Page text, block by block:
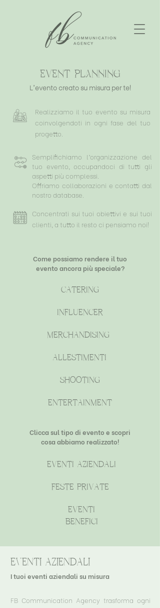
EVENT PLANNING
L'evento creato su misura per te!
Realizziamo il tuo evento su misura
coinvolgendoti in ogni fase del tuo
progetto.
Semplifichiamo l’organizzazione del
tuo evento, occupandoci di tutti gli
aspetti più complessi.
Offriamo collaborazioni e contatti dal
nostro database.
Concentrati sui tuoi obiettivi e sui tuoi
clienti, a tutto il resto ci pensiamo noi!
Come possiamo rendere il tuo
evento ancora più speciale?
catering
influencer
merchandising
allestimenti
shooting
entertainment
Clicca sul tipo di evento e scopri
cosa abbiamo realizzato!
eventi aziendali
feste private
eventi
benefici
eventi aziendali
I tuoi eventi aziendali su misura
FB Communication Agency trasforma ogni